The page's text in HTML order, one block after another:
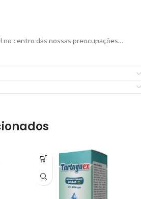
no centro das nossas preocupações…